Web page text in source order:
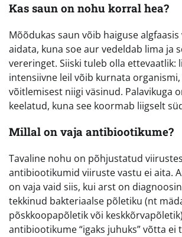
Kas saun on nohu korral hea?
Mõõdukas saun võib haiguse
aidata, kuna soe aur vedeldab lima ja
vereringet. Siiski tuleb olla ettevaatlik:
intensiivne leil võib kurnata
võitlemisest niigi väsinud. Palavikuga
keelatud, kuna see koormab liigselt
Millal on vaja antibiootikume?
Tavaline nohu on põhjustatud
antibiootikumid viiruste vastu ei aita.
on vaja vaid siis, kui arst on
tekkinud bakteriaalse põletiku (nt
põskkoopapõletik või
antibiootikume “igaks juhuks” võtta ei